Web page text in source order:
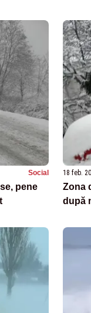
Social
pene
18 feb.
Zona
după